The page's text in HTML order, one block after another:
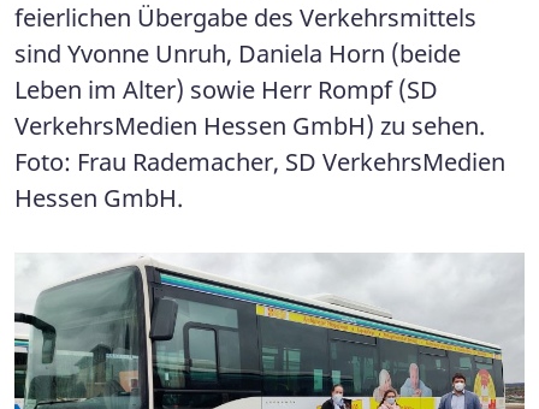
feierlichen Übergabe des Verkehrsmittels
sind Yvonne Unruh, Daniela Horn (beide
Leben im Alter) sowie Herr Rompf (SD
VerkehrsMedien Hessen GmbH) zu sehen.
Foto: Frau Rademacher, SD VerkehrsMedien
Hessen GmbH.